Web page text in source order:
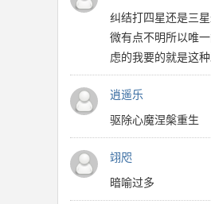
纠结打四星还是三
微有点不明所以唯
虑的我要的就是这
逍遥乐
驱除心魔涅槃重生
翊咫
暗喻过多